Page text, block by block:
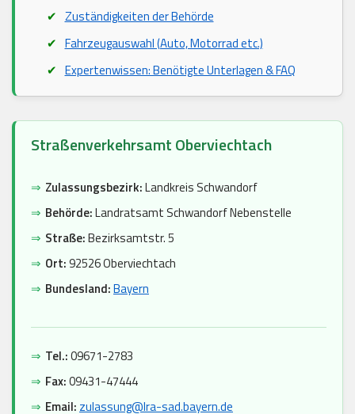
Zuständigkeiten der Behörde
Fahrzeugauswahl (Auto, Motorrad etc.)
Expertenwissen: Benötigte Unterlagen & FAQ
Straßenverkehrsamt Oberviechtach
⇒ Zulassungsbezirk:Landkreis Schwandorf
⇒ Behörde:Landratsamt Schwandorf Nebenstelle
⇒ Straße:Bezirksamtstr. 5
⇒ Ort:92526 Oberviechtach
⇒ Bundesland:Bayern
⇒ Tel.:09671-2783
⇒ Fax:09431-47444
⇒ Email: zulassung@lra-sad.bayern.de